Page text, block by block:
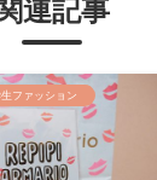
連記事
ファッション